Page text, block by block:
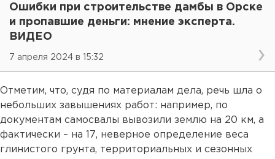
Ошибки при строительстве дамбы в Орске
и пропавшие деньги: мнение эксперта.
ВИДЕО
7 апреля 2024 в 15:32
Отметим, что, судя по материалам дела, речь шла о
небольших завышениях работ: например, по
документам самосвалы вывозили землю на 20 км, а
фактически – на 17, неверное определение веса
глинистого грунта, территориальных и сезонных